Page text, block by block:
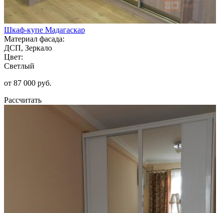
Шкаф-купе Мадагаскар
Материал фасада:
ДСП, Зеркало
Цвет:
Светлый
от 87 000 руб.
Рассчитать